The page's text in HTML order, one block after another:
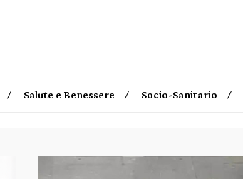
Salute e Benessere Socio-Sanitario